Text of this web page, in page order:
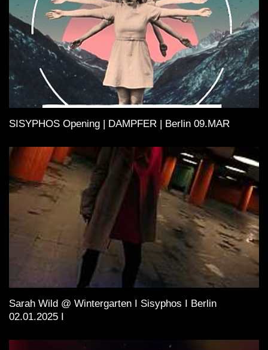
SISYPHOS Opening | DAMPFER | Berlin 09.MAR
Sarah Wild @ Wintergarten I Sisyphos I Berlin
02.01.2025 I